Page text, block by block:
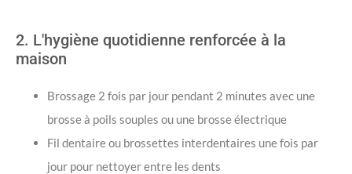
2. L'hygiène quotidienne renforcée à la
maison
Brossage 2 fois par jour pendant 2 minutes avec une
brosse à poils souples ou une brosse électrique
Fil dentaire ou brossettes interdentaires une fois par
jour pour nettoyer entre les dents